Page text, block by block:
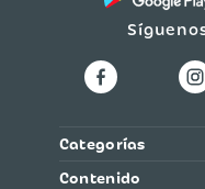
Categorías
Contenido